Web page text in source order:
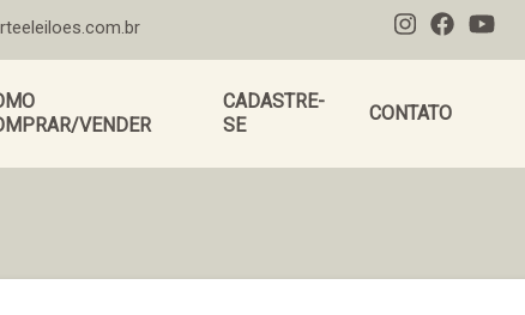
VENDER
CADASTRE-
SE
CONTATO